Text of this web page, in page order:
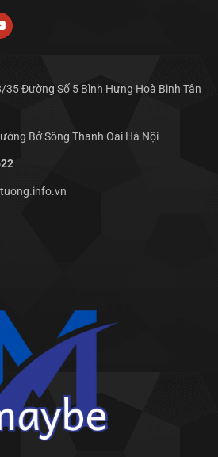
35 Đường Số 5 Bình Hưng Hoà Bình Tân
Bở Sông Thanh Oai Hà Nội